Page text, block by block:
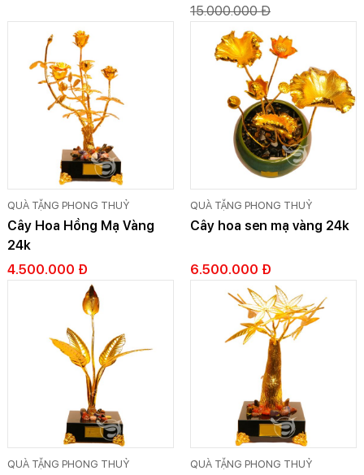
15.000.000 Đ
QUÀ TẶNG PHONG THUỶ
Cây Hoa Hồng Mạ Vàng
24k
4.500.000 Đ
QUÀ TẶNG PHONG THUỶ
Cây hoa sen mạ vàng 24k
6.500.000 Đ
QUÀ TẶNG PHONG THUỶ QUÀ TẶNG PHONG THUỶ